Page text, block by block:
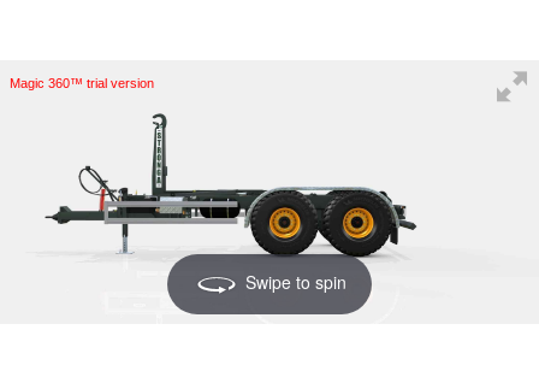
Swipe to spin
Magic 360™ trial version